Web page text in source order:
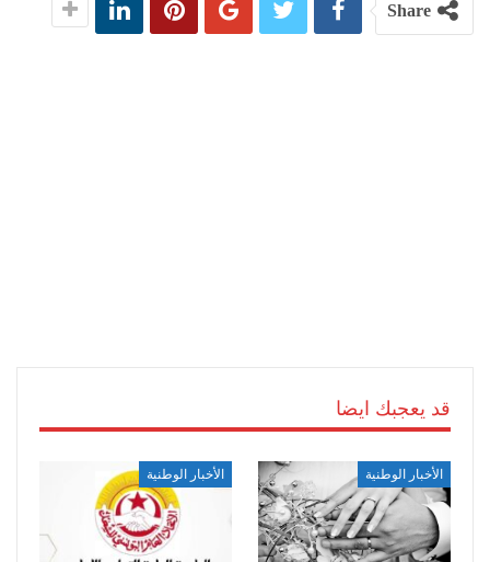
Share
قد يعجبك ايضا
الأخبار الوطنية الأخبار الوطنية